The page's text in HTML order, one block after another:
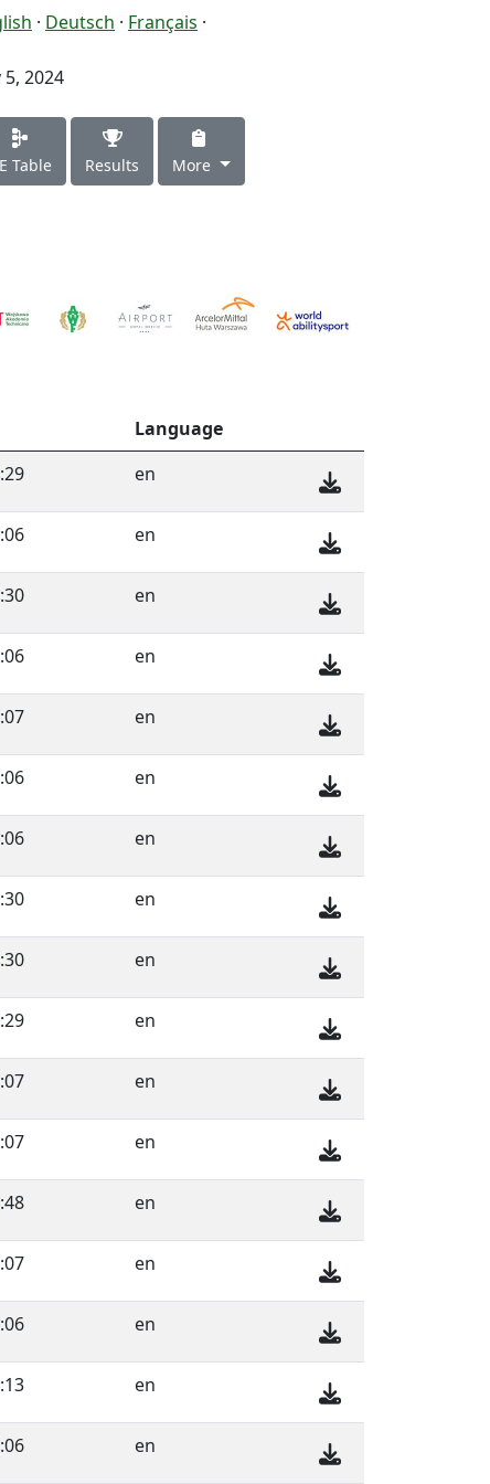
· Deutsch · Français ·
5, 2024
Table Results More
Language
en
en
en
en
en
en
en
en
en
en
en
en
en
en
en
en
en